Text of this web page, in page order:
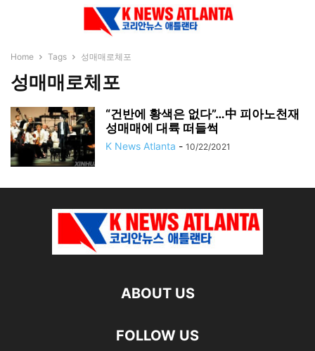
Home Tags 성매매로체포
성매매로체포
“건반에 황색은 없다”…中 피아노천재
성매매에 대륙 떠들썩
K News Atlanta - 10/22/2021
ABOUT US
FOLLOW US